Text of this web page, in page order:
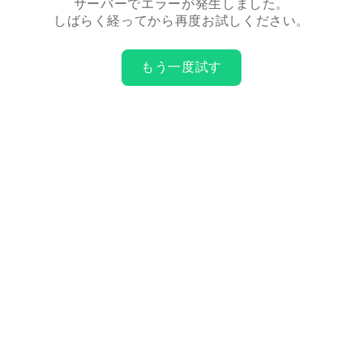
サーバーでエラーが発生しました。
しばらく経ってから再度お試しください。
もう一度試す